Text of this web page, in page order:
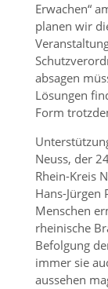
Erwachen“
planen wir
absagen
Lösungen
Form
Neuss, der
Rhein-Kreis
Hans-Jürgen
Menschen
rheinische
Befolgung
immer sie
aussehen